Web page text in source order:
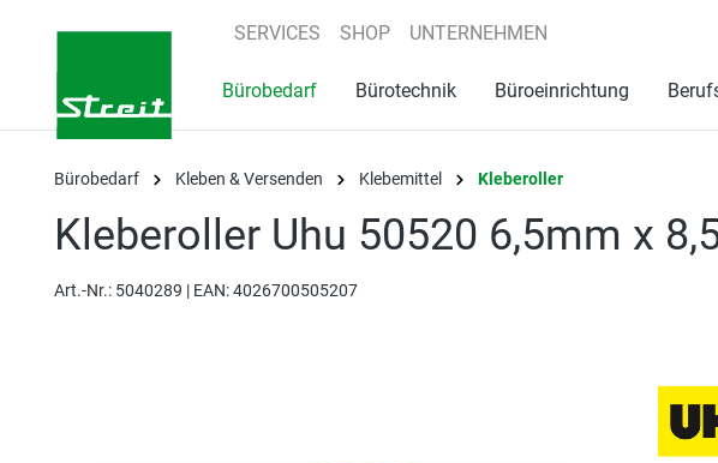
Zur Hauptnavigation springen
SERVICES SHOP UNTERNEHMEN
Bürobedarf Bürotechnik Büroeinrichtung
Bürobedarf Kleben & Versenden Klebemittel Kleberoller
Kleberoller Uhu 50520 6,5mm x
Art.-Nr.: 5040289 | EAN: 4026700505207